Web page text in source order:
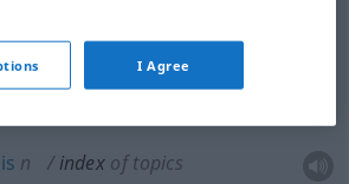
n index of topics
I Agree